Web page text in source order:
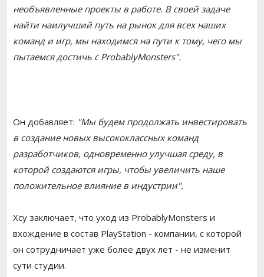
необъявленные проекты в работе. В своей задаче
найти наилучший путь на рынок для всех наших
команд и игр, мы находимся на пути к тому, чего мы
пытаемся достичь с ProbablyMonsters".
Он добавляет: "Мы будем продолжать инвестировать
в создание новых высококлассных команд
разработчиков, одновременно улучшая среду, в
которой создаются игры, чтобы увеличить наше
положительное влияние в индустрии".
Хсу заключает, что уход из ProbablyMonsters и
вхождение в состав PlayStation - компании, с которой
он сотрудничает уже более двух лет - не изменит
сути студии.